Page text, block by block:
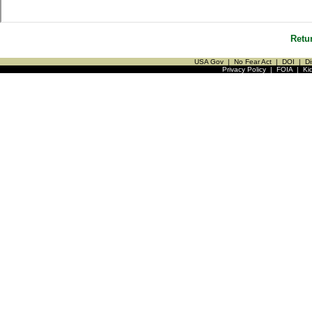
USA Gov | No Fear Act | DOI |
Privacy Policy| FOIA|